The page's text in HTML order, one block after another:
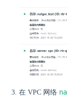
在 VPC 网络